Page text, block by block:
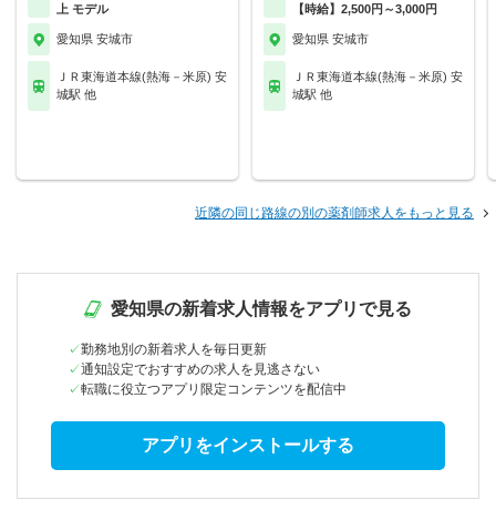
上 モデル
愛知県 安城市
ＪＲ東海道本線(熱海－米原) 安
城駅 他
【時給】2,500円～3,000円
愛知県 安城市
ＪＲ東海道本線(熱海－米原) 安
城駅 他
近隣の同じ路線の別の薬剤師求人をもっと見る
愛知県の新着求人情報をアプリで見る
勤務地別の新着求人を毎日更新
通知設定でおすすめの求人を見逃さない
転職に役立つアプリ限定コンテンツを配信中
アプリをインストールする